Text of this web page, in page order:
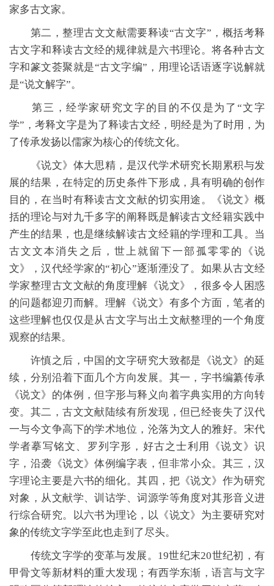
家多古文家。
第二，整理古文文献需要释读“古文字”，概括考释
古文字和释读古文经的规律就是六书理论。将各种古文
字和篆文荟聚就是“古文字编”，用理论话语逐字说解就
是“说文解字”。
第三，经学家研究文字的目的不仅是为了“文字
学”，考释文字是为了释读古文经，明经是为了时用，为
了传承发扬以儒家为核心的传统文化。
《说文》体大思精，是汉代学术研究长期累积与发
展的结果，在特定的历史条件下形成，具有明确的创作
目的，在当时有释读古文文献的切实用途。《说文》概
括的理论与对九千多字的阐释既是解读古文经籍实践中
产生的结果，也是继续解读古文经籍的学理和工具。当
古文文本消失之后，世上就留下一部孤零零的《说
文》，汉代经学家的“初心”逐渐湮没了。如果从古文经
学家整理古文文献的角度理解《说文》，很多令人困惑
的问题都迎刃而解。理解《说文》有多个方面，笔者的
这些理解也仅仅是从古文字与出土文献整理的一个角度
观察的结果。
许慎之后，中国的文字研究大致都是《说文》的延
续，分别沿着下面几个方向发展。其一，字书编纂传承
《说文》的体例，但字形与释义向着字典实用的方向转
变。其二，古文文献陆续有所发现，但已经丧失了汉代
一与今文争高下的学术地位，沦落为文人的雅好。宋代
学者摹写铭文、罗列字形，好古之士利用《说文》识
字，沿袭《说文》体例编字表，但非常小众。其三，汉
字理论主要是六书的细化。其四，把《说文》作为研究
对象，从文献学、训诂学、词源学等角度对其形音义进
行综合研究。以六书为理论，以《说文》为主要研究对
象的传统文字学至此也走到了尽头。
传统文字学的变革与发展。19世纪末20世纪初，有
甲骨文等新材料的重大发现；有西学东渐，语言与文字